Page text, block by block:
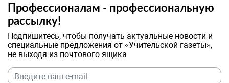
Профессионалам - профессиональную
рассылку!
Подпишитесь, чтобы получать актуальные новости и
специальные предложения от «Учительской газеты»,
не выходя из почтового ящика